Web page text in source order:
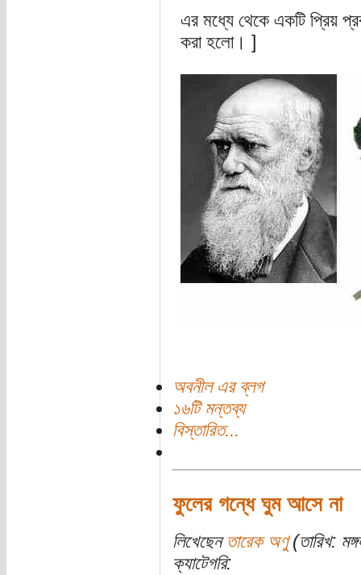
এর মধ্যে থেকে একটি প্রিয়
করা হলো। ]
অবনীল এর ব্লগ
১৬টি মন্তব্য
বিস্তারিত...
ফুলের গন্ধে ঘুম আসে না
লিখেছেন তারেক অণু(তারিখ:
ক্যাটেগরি: